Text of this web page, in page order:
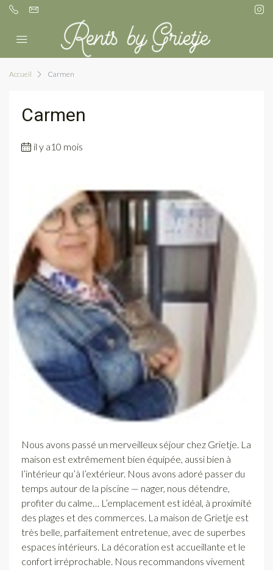
Accueil Carmen
Carmen
il y a10 mois
Nous avons passé un merveilleux séjour chez Grietje. La
maison est extrêmement bien équipée, aussi bien à
l’intérieur qu’à l’extérieur. Nous avons adoré passer du
temps autour de la piscine — nager, nous détendre,
profiter du calme… L’emplacement est idéal, à proximité
des plages et des commerces. La maison de Grietje est
très belle, parfaitement entretenue, avec de superbes
espaces intérieurs. La décoration est accueillante et le
confort irréprochable. Nous recommandons vivement